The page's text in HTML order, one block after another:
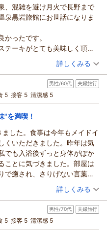
（返信日：2026/01/21）
ただき、心穏やかに過ごすこ
がら、夫が｢まさに、いやし
た訪れたいと思います。
らの返信
き、心温まる口コミをあり
ただけたとのこと、とても
でいただき、何より嬉しい
いと思います。
ましたら幸いです。
、混雑を避け月火で長野まで
泉黒岩旅館にお世話になりま
ったです。
テーキがとても美味しく頂い
（投稿日：2025/11/19）
ク】 【くつろぎの基本プラン】
朝・夕
あたり/税込)
の返信
当館をご利用いただき誠に
だけて嬉しいです。
頭ほどしか出回らない希少
杯のご提供となっておりま
嬉しい限りです。
州の味を楽しみにお越しく
詳しくみる
男性/60代 夫婦旅行
5 接客 5 清潔感 5
"を満喫！
した。食事は今年もメイドイ
くいただきました。昨年は気
でも入浴後ずっと身体がぽか
ことに気づきました。部屋は
で癒され、さりげない言葉掛
たお願いします。（投稿日：2025/10/30）
湯温泉で山の恵みを堪能 ＜じゃら
詳しくみる
男性/70代 夫婦旅行
5 接客 5 清潔感 5